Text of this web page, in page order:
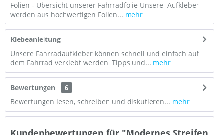
Folien - Übersicht unserer Fahrradfolie Unsere Aufkleber
werden aus hochwertigen Folien... mehr
Klebeanleitung
Unsere Fahrradaufkleber können schnell und einfach auf
dem Fahrrad verklebt werden. Tipps und... mehr
Bewertungen
6
Bewertungen lesen, schreiben und diskutieren... mehr
Kundenbewertungen für "Modernes Streifen